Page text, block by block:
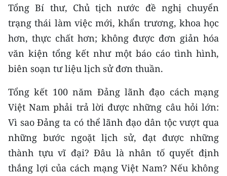
Tổng Bí thư, Chủ tịch nước đề nghị chuyển
trạng thái làm việc mới, khẩn trương, khoa học
hơn, thực chất hơn; không được đơn giản hóa
văn kiện tổng kết như một báo cáo tình hình,
biên soạn tư liệu lịch sử đơn thuần.
Tổng kết 100 năm Đảng lãnh đạo cách mạng
Việt Nam phải trả lời được những câu hỏi lớn:
Vì sao Đảng ta có thể lãnh đạo dân tộc vượt qua
những bước ngoặt lịch sử, đạt được những
thành tựu vĩ đại? Đâu là nhân tố quyết định
thắng lợi của cách mạng Việt Nam? Nếu không